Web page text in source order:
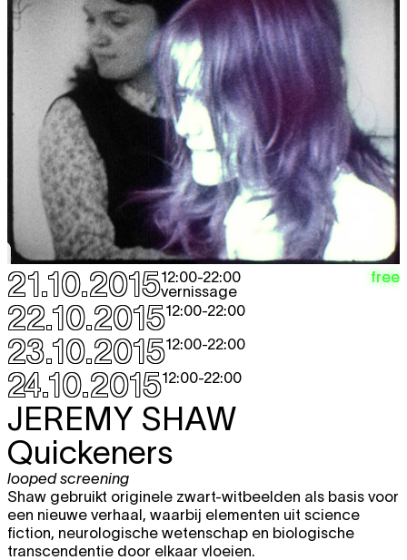
21.10.201512:00-22:00
vernissage
22.10.201512:00-22:00
23.10.201512:00-22:00
24.10.201512:00-22:00
free
JEREMY SHAW
Quickeners
looped screening
Shaw gebruikt originele zwart-witbeelden als basis voor
een nieuwe verhaal, waarbij elementen uit science
fiction, neurologische wetenschap en biologische
transcendentie door elkaar vloeien.